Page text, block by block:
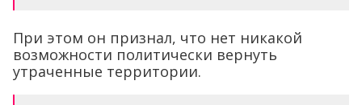
При этом он признал, что нет никакой
возможности политически вернуть
утраченные территории.